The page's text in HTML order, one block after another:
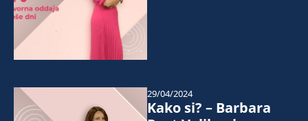
Kako si? – Barbara
29/04/2024